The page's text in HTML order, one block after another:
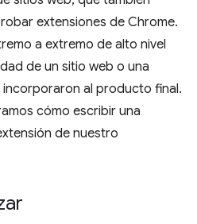
extensiones de Chrome.
a extremo de alto nivel
de un sitio web o una
incorporaron al producto final.
cómo escribir una
de nuestro